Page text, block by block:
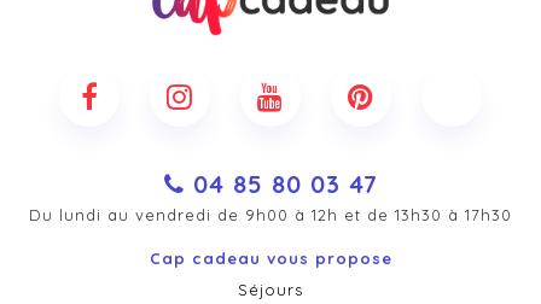
04 85 80 03 47
Du lundi au vendredi de 9h00 à 12h et de 13h30 à 17h30
Cap cadeau vous propose
Séjours